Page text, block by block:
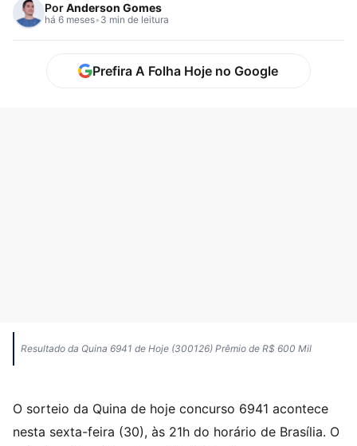
PorAnderson Gomes
há 6 meses• 3 min de leitura
Prefira A Folha Hoje no Google
Resultado da Quina 6941 de Hoje (300126) Prêmio de R$ 600 Mil
O sorteio da Quina de hoje concurso 6941 acontece
nesta sexta-feira (30), às 21h do horário de Brasília. O